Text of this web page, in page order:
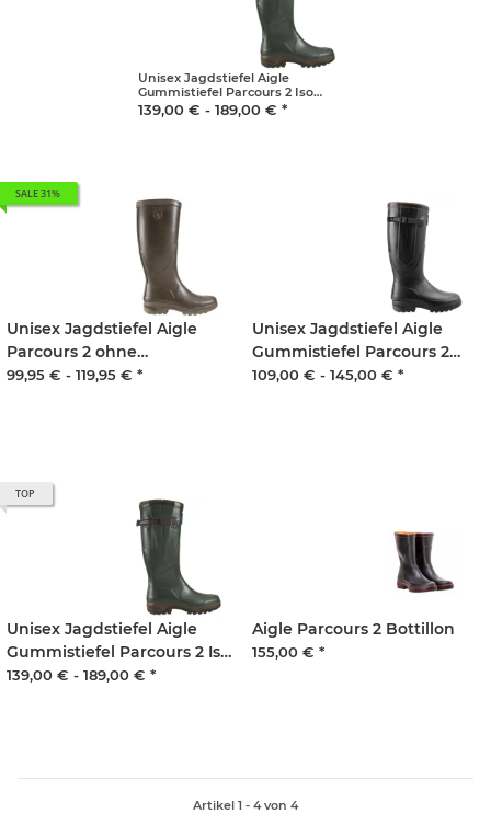
Unisex Jagdstiefel Aigle
Gummistiefel Parcours 2 Iso
weitenverstellbar und gefüttert
Unisex
139,00 € - 189,00 € *
SALE 31%
Unisex Jagdstiefel Aigle
Parcours 2 ohne
Verstelllasche Unisex
99,95 € - 119,95 € *
Unisex Jagdstiefel Aigle
Gummistiefel Parcours 2
Vario weitenverstellbar
109,00 € - 145,00 € *
TOP
Unisex Jagdstiefel Aigle
Gummistiefel Parcours 2 Iso
weitenverstellbar und
139,00 € - 189,00 € *
Aigle Parcours 2 Bottillon
155,00 € *
Artikel 1 - 4 von 4